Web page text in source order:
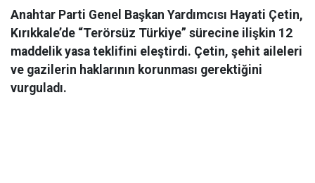
Anahtar Parti Genel Başkan Yardımcısı Hayati Çetin,
Kırıkkale’de “Terörsüz Türkiye” sürecine ilişkin 12
maddelik yasa teklifini eleştirdi. Çetin, şehit aileleri
ve gazilerin haklarının korunması gerektiğini
vurguladı.